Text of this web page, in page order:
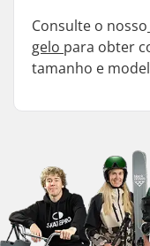
Consulte o nosso
gelo para obter
tamanho e